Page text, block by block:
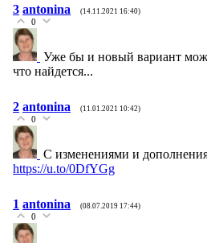
3 antonina (14.11.2021 16:40)
0
Уже бы и новый вариант
что найдется...
2 antonina (11.01.2021 10:42)
0
С изменениями и
https://u.to/0DfYGg
1 antonina (08.07.2019 17:44)
0